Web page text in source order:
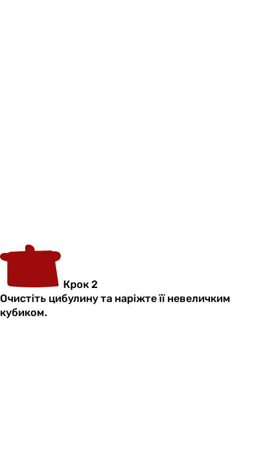
Крок 2
Очистіть цибулину та наріжте її невеличким
кубиком.